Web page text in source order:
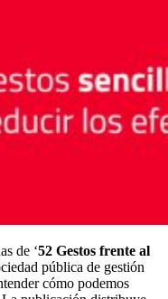
de ‘52 Gestos frente al
pública de gestión
cómo podemos